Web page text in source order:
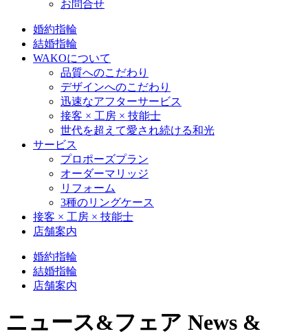
お問合せ
婚約指輪
結婚指輪
WAKOについて
品質へのこだわり
デザインへのこだわり
迅速なアフターサービス
接客 × 工房 × 技能士
世代を超えて愛され続ける和光
サービス
プロポーズプラン
オーダーマリッジ
リフォーム
3種のリングケース
接客 × 工房 × 技能士
店舗案内
婚約指輪
結婚指輪
店舗案内
ニュース&フェア News &